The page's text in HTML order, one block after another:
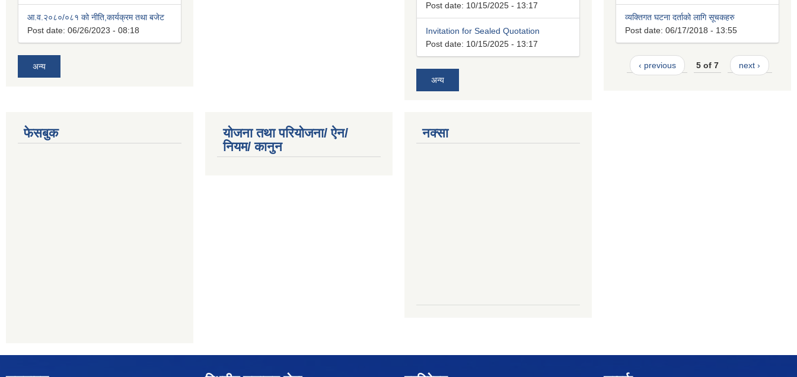
आ.व.२०८०/०८१ को नीति,कार्यक्रम तथा बजेट
Post date: 06/26/2023 - 08:18
अन्य
Post date: 10/15/2025 - 13:17
Invitation for Sealed Quotation
Post date: 10/15/2025 - 13:17
अन्य
व्यक्तिगत घटना दर्ताको लागि सूचकहरु
Post date: 06/17/2018 - 13:55
‹ previous 5 of 7 next ›
फेसबुक
योजना तथा परियोजना/ ऐन/
नियम/ कानुन
नक्सा